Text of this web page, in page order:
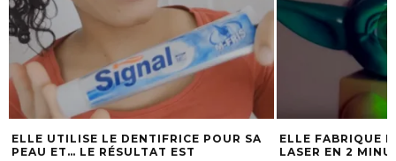
ELLE UTILISE LE DENTIFRICE POUR SA
PEAU ET… LE RÉSULTAT EST
ELLE FABRIQUE
LASER EN 2